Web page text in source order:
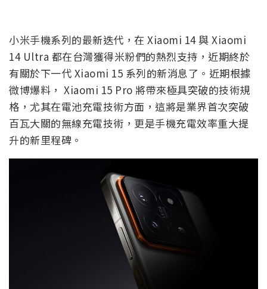
小米手機系列的最新迭代，在 Xiaomi 14 與 Xiaomi
14 Ultra 都在台灣獲得米粉們的熱烈支持，近期終於
有關於下一代 Xiaomi 15 系列的新消息了。近期根據
微博爆料， Xiaomi 15 Pro 將帶來極具突破的技術規
格，尤其在電池充電技術方面，這將是業界首次突破
百瓦大關的無線充電技術，更是手機充電效率重大提
升的新里程碑。